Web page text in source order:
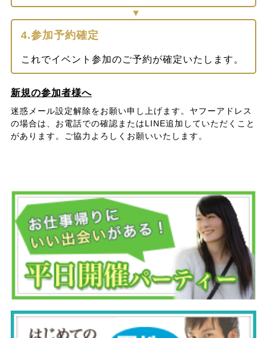
4.参加予約確定
これでイベント参加のご予約が確定いたします。
新規の参加者様へ
迷惑メール設定解除をお願い申し上げます。ヤフーアドレス
の場合は、お電話での確認またはLINE追加していただくこと
があります。ご協力よろしくお願いいたします。